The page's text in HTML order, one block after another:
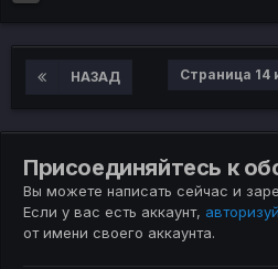
НАЗАД Страница 14
Присоединяйтесь к
Вы можете написать сейчас и
Если у вас есть аккаунт,
от имени своего аккаунта.